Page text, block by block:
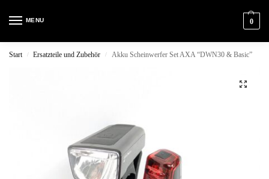
MENU 0
Start / Ersatzteile und Zubehör / Akku Scheinwerfer Set AXA “DWN30 & Basic”